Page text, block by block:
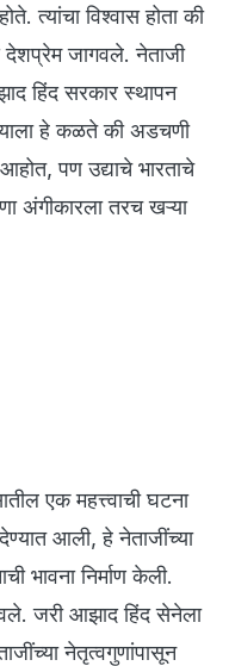
त्यांचा विश्वास होता की
देशप्रेम जागवले. नेताजी
हिंद सरकार स्थापन
हे कळते की अडचणी
पण उद्याचे भारताचे
अंगीकारला तरच खऱ्या
एक महत्त्वाची घटना
आली, हे नेताजींच्या
भावना निर्माण केली.
जरी आझाद हिंद सेनेला
नेतृत्वगुणांपासून